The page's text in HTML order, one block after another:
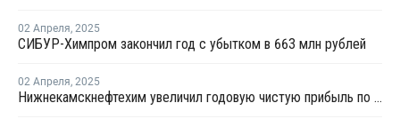
02 Апреля, 2025
СИБУР-Химпром закончил год с убытком в 663 млн рублей
02 Апреля, 2025
Нижнекамскнефтехим увеличил годовую чистую прибыль по МСФО в 1,8 раза